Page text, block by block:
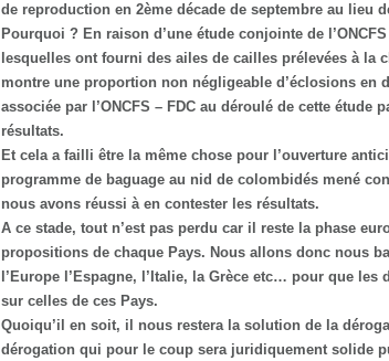
de reproduction en 2ème décade de septembre au lieu
Pourquoi ? En raison d’une étude conjointe de
lesquelles ont fourni des ailes de cailles prélevées à la
montre une proportion non négligeable d’éclosions en
associée par l’ONCFS – FDC au déroulé de cette étude
résultats.
Et cela a failli être la même chose pour l’ouverture
programme de baguage au nid de colombidés mené
nous avons réussi à en contester les résultats.
A ce stade, tout n’est pas perdu car il reste la phase
propositions de chaque Pays. Nous allons donc nous
l’Europe l’Espagne, l’Italie, la Grèce etc… pour que
sur celles de ces Pays.
Quoiqu’il en soit, il nous restera la solution de la
dérogation qui pour le coup sera juridiquement solide